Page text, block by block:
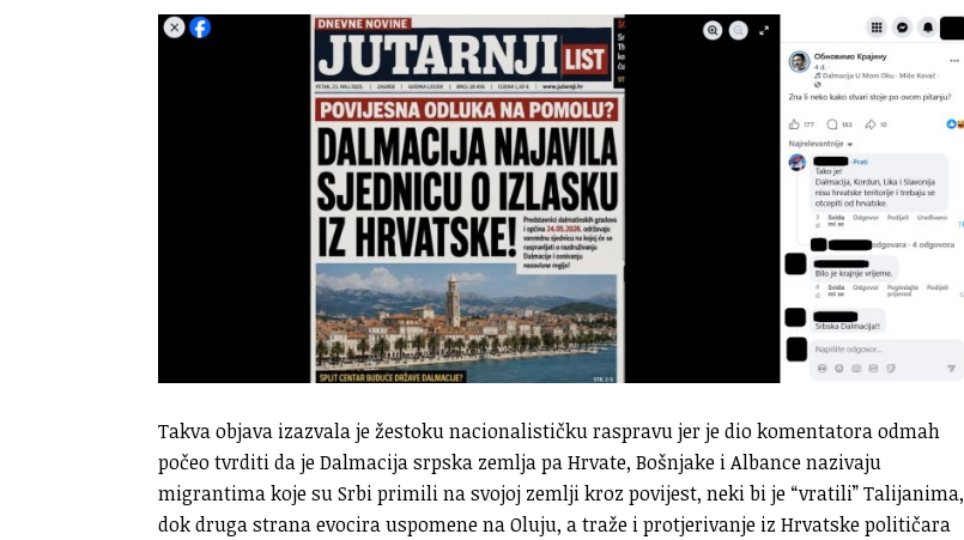
Takva objava izazvala je žestoku nacionalističku raspravu jer je dio komentatora odmah
počeo tvrditi da je Dalmacija srpska zemlja pa Hrvate, Bošnjake i Albance nazivaju
migrantima koje su Srbi primili na svojoj zemlji kroz povijest, neki bi je “vratili” Talijanima,
dok druga strana evocira uspomene na Oluju, a traže i protjerivanje iz Hrvatske političara